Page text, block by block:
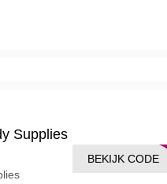
Supplies
BEKIJK CODE